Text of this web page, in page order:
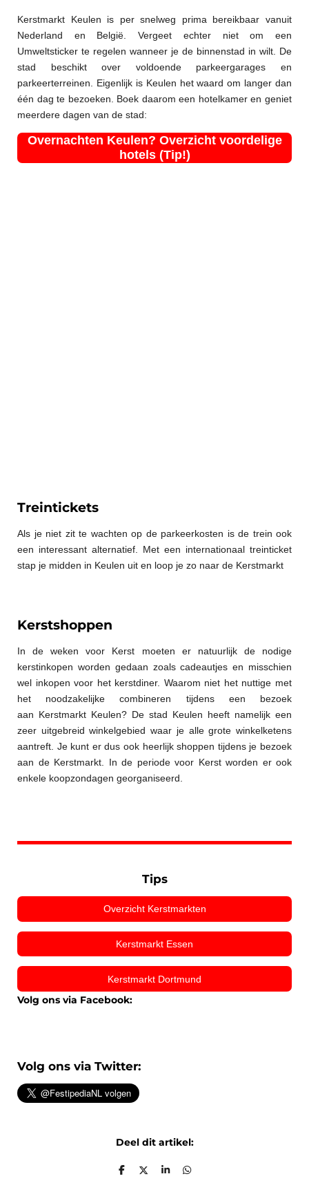
Kerstmarkt Keulen is per snelweg prima bereikbaar vanuit
Nederland en België. Vergeet echter niet om een
Umweltsticker te regelen wanneer je de binnenstad in wilt. De
stad beschikt over voldoende parkeergarages en
parkeerterreinen. Eigenlijk is Keulen het waard om langer dan
één dag te bezoeken. Boek daarom een hotelkamer en geniet
meerdere dagen van de stad:
Overnachten Keulen? Overzicht voordelige
hotels (Tip!)
Treintickets
Als je niet zit te wachten op de parkeerkosten is de trein ook
een interessant alternatief. Met een internationaal treinticket
stap je midden in Keulen uit en loop je zo naar de Kerstmarkt
Kerstshoppen
In de weken voor Kerst moeten er natuurlijk de nodige
kerstinkopen worden gedaan zoals cadeautjes en misschien
wel inkopen voor het kerstdiner. Waarom niet het nuttige met
het noodzakelijke combineren tijdens een bezoek
aan Kerstmarkt Keulen? De stad Keulen heeft namelijk een
zeer uitgebreid winkelgebied waar je alle grote winkelketens
aantreft. Je kunt er dus ook heerlijk shoppen tijdens je bezoek
aan de Kerstmarkt. In de periode voor Kerst worden er ook
enkele koopzondagen georganiseerd.
Tips
Overzicht Kerstmarkten
Kerstmarkt Essen
Kerstmarkt Dortmund
Volg ons via Facebook:
Volg ons via Twitter:
Deel dit artikel:
D
D
S
D